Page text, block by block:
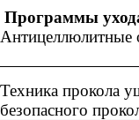
Программы
Антицеллюлитные
Техника прокола
безопасного